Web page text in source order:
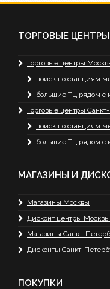
ТОРГОВЫЕ ЦЕНТРЫ
Торговые центры
поиск по станциям
большие ТЦ рядом с
Торговые центры
поиск по станциям
большие ТЦ рядом с
МАГАЗИНЫ И
Магазины Москвы
Дисконт центры Москвы
Магазины Санкт-
Дисконты Санкт-
ПОКУПКИ